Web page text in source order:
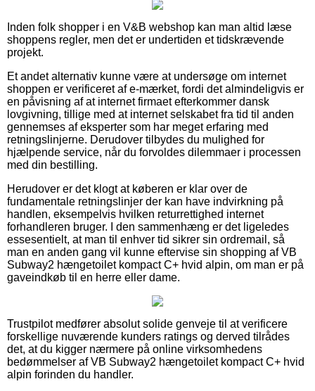
Inden folk shopper i en V&B webshop kan man altid læse
shoppens regler, men det er undertiden et tidskrævende
projekt.
Et andet alternativ kunne være at undersøge om internet
shoppen er verificeret af e-mærket, fordi det almindeligvis er
en påvisning af at internet firmaet efterkommer dansk
lovgivning, tillige med at internet selskabet fra tid til anden
gennemses af eksperter som har meget erfaring med
retningslinjerne. Derudover tilbydes du mulighed for
hjælpende service, når du forvoldes dilemmaer i processen
med din bestilling.
Herudover er det klogt at køberen er klar over de
fundamentale retningslinjer der kan have indvirkning på
handlen, eksempelvis hvilken returrettighed internet
forhandleren bruger. I den sammenhæng er det ligeledes
essesentielt, at man til enhver tid sikrer sin ordremail, så
man en anden gang vil kunne eftervise sin shopping af VB
Subway2 hængetoilet kompact C+ hvid alpin, om man er på
gaveindkøb til en herre eller dame.
Trustpilot medfører absolut solide genveje til at verificere
forskellige nuværende kunders ratings og derved tilrådes
det, at du kigger nærmere på online virksomhedens
bedømmelser af VB Subway2 hængetoilet kompact C+ hvid
alpin forinden du handler.